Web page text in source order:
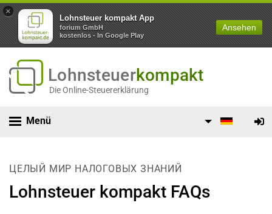
×
Lohnsteuer kompakt App
forium GmbH
kostenlos - In Google Play
Ansehen
Lohnsteuerkompakt
Die Online-Steuererklärung
Menü
ЦЕЛЫЙ МИР НАЛОГОВЫХ ЗНАНИЙ
Lohnsteuer kompakt FAQs